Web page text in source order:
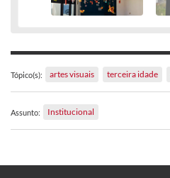
Tópico(s): artes visuais terceira idade
Assunto: Institucional